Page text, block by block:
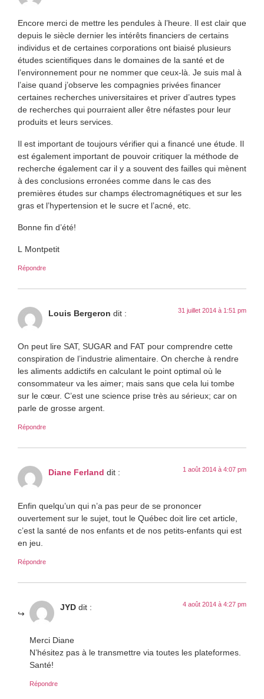
Encore merci de mettre les pendules à l’heure. Il est clair que
depuis le siècle dernier les intérêts financiers de certains
individus et de certaines corporations ont biaisé plusieurs
études scientifiques dans le domaines de la santé et de
l’environnement pour ne nommer que ceux-là. Je suis mal à
l’aise quand j’observe les compagnies privées financer
certaines recherches universitaires et priver d’autres types
de recherches qui pourraient aller être néfastes pour leur
produits et leurs services.
Il est important de toujours vérifier qui a financé une étude. Il
est également important de pouvoir critiquer la méthode de
recherche également car il y a souvent des failles qui mènent
à des conclusions erronées comme dans le cas des
premières études sur champs électromagnétiques et sur les
gras et l’hypertension et le sucre et l’acné, etc.
Bonne fin d’été!
L Montpetit
Répondre
Louis Bergeron dit : 31 juillet 2014 à 1:51 pm
On peut lire SAT, SUGAR and FAT pour comprendre cette
conspiration de l’industrie alimentaire. On cherche à rendre
les aliments addictifs en calculant le point optimal où le
consommateur va les aimer; mais sans que cela lui tombe
sur le cœur. C’est une science prise très au sérieux; car on
parle de grosse argent.
Répondre
Diane Ferland dit : 1 août 2014 à 4:07 pm
Enfin quelqu’un qui n’a pas peur de se prononcer
ouvertement sur le sujet, tout le Québec doit lire cet article,
c’est la santé de nos enfants et de nos petits-enfants qui est
en jeu.
Répondre
JYD dit : 4 août 2014 à 4:27 pm
Merci Diane
N’hésitez pas à le transmettre via toutes les plateformes.
Santé!
Répondre